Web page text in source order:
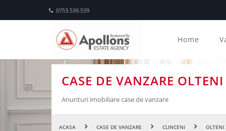
0753.539.539
Home
CASE DE VANZARE
Anunturi imobiliare case de vanzare
ACASA CASE DE VANZARE CLINCENI OLTENI